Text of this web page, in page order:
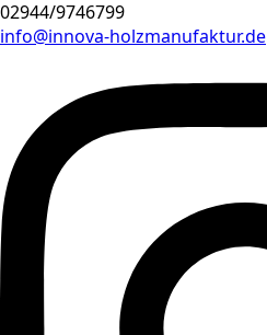
02944/9746799
info@innova-holzmanufaktur.de